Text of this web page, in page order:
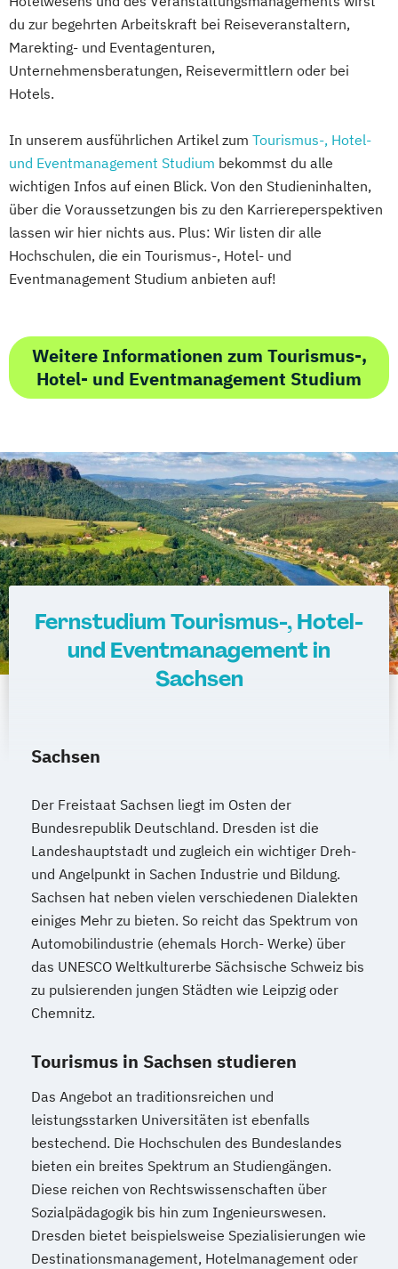
du zur begehrten Arbeitskraft bei Reiseveranstaltern,
Marekting- und Eventagenturen,
Unternehmensberatungen, Reisevermittlern oder bei
Hotels.
In unserem ausführlichen Artikel zum Tourismus-, Hotel-
und Eventmanagement Studium bekommst du alle
wichtigen Infos auf einen Blick. Von den Studieninhalten,
über die Voraussetzungen bis zu den Karriereperspektiven
lassen wir hier nichts aus. Plus: Wir listen dir alle
Hochschulen, die ein Tourismus-, Hotel- und
Eventmanagement Studium anbieten auf!
Weitere Informationen zum Tourismus-,
Hotel- und Eventmanagement Studium
Fernstudium Tourismus-, Hotel-
und Eventmanagement in
Sachsen
Sachsen
Der Freistaat Sachsen liegt im Osten der
Bundesrepublik Deutschland. Dresden ist die
Landeshauptstadt und zugleich ein wichtiger Dreh-
und Angelpunkt in Sachen Industrie und Bildung.
Sachsen hat neben vielen verschiedenen Dialekten
einiges Mehr zu bieten. So reicht das Spektrum von
Automobilindustrie (ehemals Horch- Werke) über
das UNESCO Weltkulturerbe Sächsische Schweiz bis
zu pulsierenden jungen Städten wie Leipzig oder
Chemnitz.
Tourismus in Sachsen studieren
Das Angebot an traditionsreichen und
leistungsstarken Universitäten ist ebenfalls
bestechend. Die Hochschulen des Bundeslandes
bieten ein breites Spektrum an Studiengängen.
Diese reichen von Rechtswissenschaften über
Sozialpädagogik bis hin zum Ingenieurswesen.
Dresden bietet beispielsweise Spezialisierungen wie
Destinationsmanagement, Hotelmanagement oder